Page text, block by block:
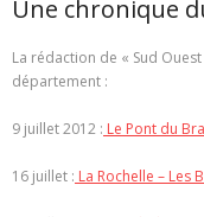
Une chronique
La rédaction de « Sud
département :
9 juillet 2012 : Le Pont du
16 juillet : La Rochelle – Les